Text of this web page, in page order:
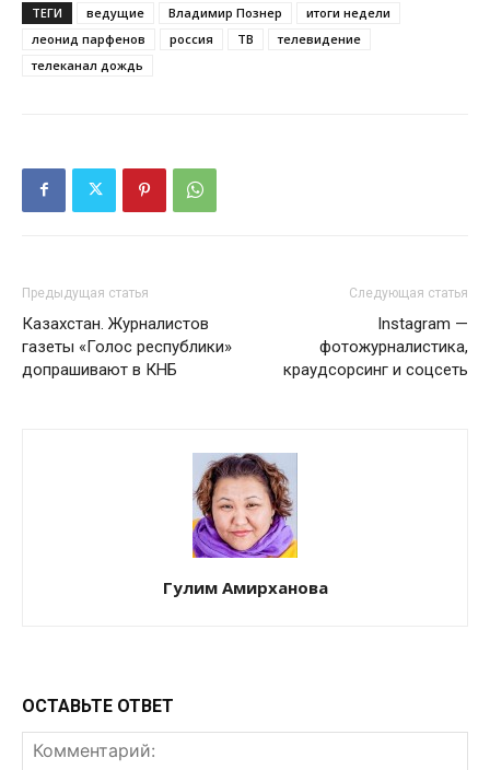
ТЕГИ ведущие Владимир Познер
итоги недели
леонид парфенов
россия ТВ
телевидение
телеканал дождь
Предыдущая статья
Казахстан. Журналистов
газеты «Голос республики»
допрашивают в КНБ
Следующая статья
Instagram —
фотожурналистика,
краудсорсинг и соцсеть
Гулим Амирханова
ОСТАВЬТЕ ОТВЕТ